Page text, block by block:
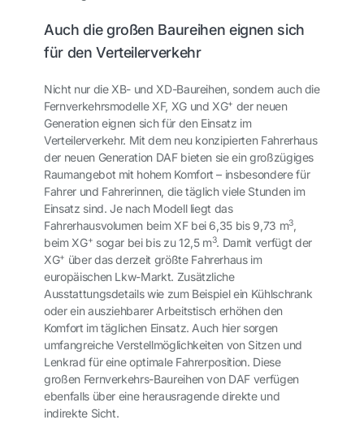
Auch die großen Baureihen eignen sich
für den Verteilerverkehr
Nicht nur die XB- und XD-Baureihen, sondern auch die
Fernverkehrsmodelle XF, XG und XG+ der neuen
Generation eignen sich für den Einsatz im
Verteilerverkehr. Mit dem neu konzipierten Fahrerhaus
der neuen Generation DAF bieten sie ein großzügiges
Raumangebot mit hohem Komfort – insbesondere für
Fahrer und Fahrerinnen, die täglich viele Stunden im
Einsatz sind. Je nach Modell liegt das
Fahrerhausvolumen beim XF bei 6,35 bis 9,73 m3,
beim XG+ sogar bei bis zu 12,5 m3. Damit verfügt der
XG+ über das derzeit größte Fahrerhaus im
europäischen Lkw-Markt. Zusätzliche
Ausstattungsdetails wie zum Beispiel ein Kühlschrank
oder ein ausziehbarer Arbeitstisch erhöhen den
Komfort im täglichen Einsatz. Auch hier sorgen
umfangreiche Verstellmöglichkeiten von Sitzen und
Lenkrad für eine optimale Fahrerposition. Diese
großen Fernverkehrs-Baureihen von DAF verfügen
ebenfalls über eine herausragende direkte und
indirekte Sicht.